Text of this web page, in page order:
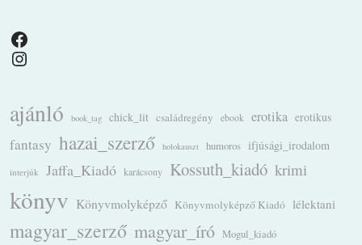
Facebook
Instagram
ajánló book_tag chick_lit családregény ebook erotika erotikus
fantasy hazai_szerző holokauszt humoros ifjúsági_irodalom
interjúk Jaffa_Kiadó karácsony Kossuth_kiadó krimi
könyv Könyvmolyképző Könyvmolyképző Kiadó lélektani
magyar_szerző magyar_író Mogul_kiadó